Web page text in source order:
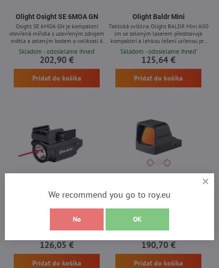
Olight Osight SE 6MOA GN
Osight SE 6MOA GN je kompaktní
otevřená mířidla s uzavřeným zdrojem
světla a zeleným bodem o velikosti 6
MOA. Přístroj je konstruován tak, aby
vydržel i velmi náročné provozní
podmínky a zajistil přitom spolehlivý
výkon. Uživatelům umožňuje rychle se
zaměřit na cíl a díky nízkému profilu se
Skladom - odosielame ihneď
202,90 €
Pridať do košíka
Olight Baldr Mini
Taktická svítilna Olight BALDR Mini 600
lm se zeleným laserem představuje
kompaktní a lehkou řešení určenou pro
instalaci na zbraně vybavené lištou
kompatibilní s Glock nebo Picatinny
standardem. Přístroj disponuje výkonem
600 lumenů, výrazným zeleným
laserem s viditelností v denních
Skladom - odosielame ihneď
125,64 €
Pridať do košíka
výkonem 600 lm a integrovaným
pro střelce používající zbraně Glock nebo
Picatinny systém. Zařízení poskytuje
svítivost 600 lumenů, vzdálenost
osvětlení dosahuje 130 metrů a
126,05 €
Pridať do košíka
Olight Osight C
kolimátor vytvorený pre rýchlu a presne
32 MOA kruhu alebo ich kombinácie,
rozsiahleho zorného poľa s rozmermi 24
× 19 mm, pohybovým senzorom na
automatickú aktiváciu a bočným
190,70 €
Pridať do košíka
We recommend you go to roy.eu
No OK